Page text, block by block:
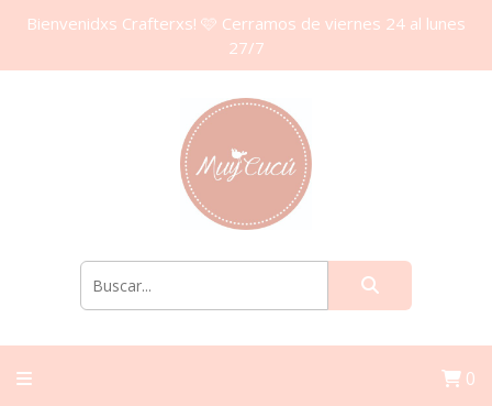
Bienvenidxs Crafterxs! 🩷 Cerramos de viernes 24 al lunes
27/7
0